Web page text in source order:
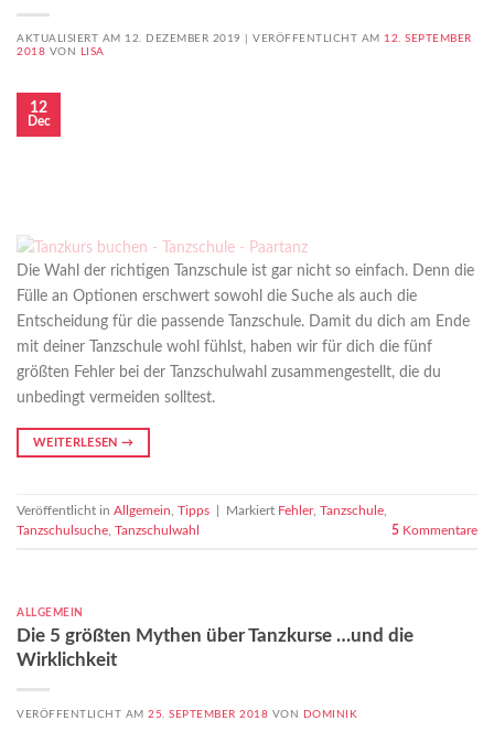
AKTUALISIERT AM 12. DEZEMBER 2019 |VERÖFFENTLICHT AM 12. SEPTEMBER
2018 VON LISA
12
Dec
Die Wahl der richtigen Tanzschule ist gar nicht so einfach. Denn die
Fülle an Optionen erschwert sowohl die Suche als auch die
Entscheidung für die passende Tanzschule. Damit du dich am Ende
mit deiner Tanzschule wohl fühlst, haben wir für dich die fünf
größten Fehler bei der Tanzschulwahl zusammengestellt, die du
unbedingt vermeiden solltest.
WEITERLESEN →
Veröffentlicht in Allgemein Tipps Markiert Fehler, Tanzschule
Tanzschulsuche Tanzschulwahl 5 Kommentare
ALLGEMEIN
Die 5 größten Mythen über Tanzkurse …und die
Wirklichkeit
VERÖFFENTLICHT AM25. SEPTEMBER 2018 VON DOMINIK